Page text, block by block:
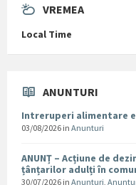
VREMEA
Local Time
ANUNTURI
Intreruperi alimentare
03/08/2026 in Anunturi
ANUNȚ – Acțiune de
țânțarilor adulți în
30/07/2026 in Anunturi,